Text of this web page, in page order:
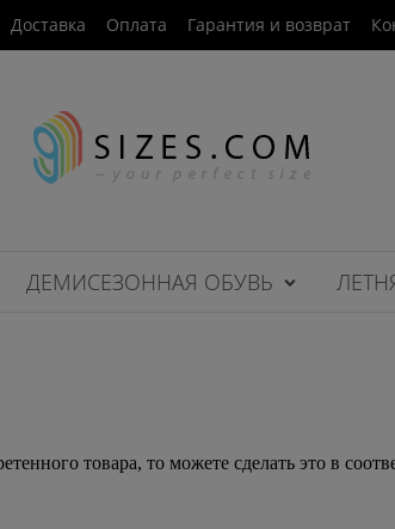
Доставка Оплата Гарантия и возврат
ДЕМИСЕЗОННАЯ ОБУВЬ
товара, то можете сделать это в